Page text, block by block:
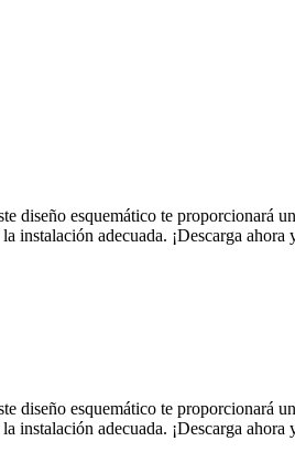
diseño esquemático te proporcionará
instalación adecuada. ¡Descarga
diseño esquemático te proporcionará
instalación adecuada. ¡Descarga